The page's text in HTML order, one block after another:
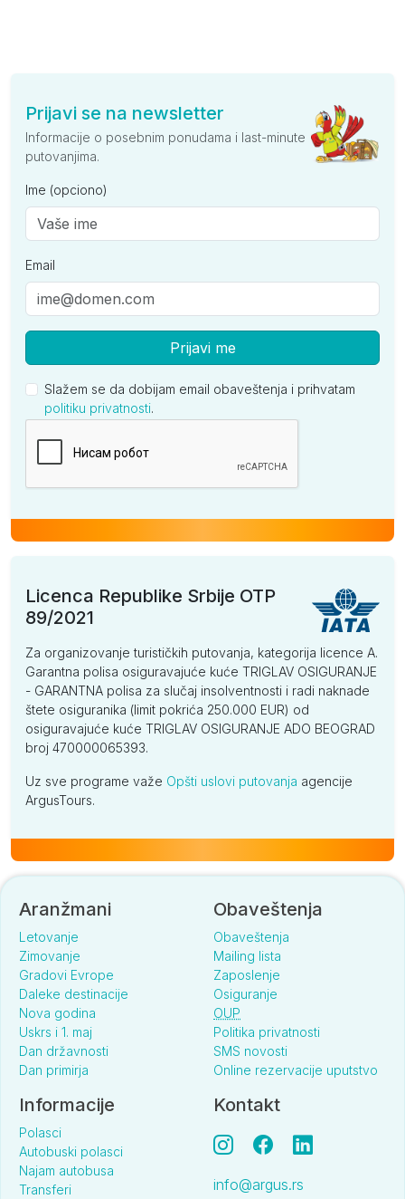
Prijavi se na newsletter
Informacije o posebnim ponudama i last-minute
putovanjima.
Ime (opciono)
Email
Prijavi me
Slažem se da dobijam email obaveštenja i prihvatam
politiku privatnosti.
Licenca Republike Srbije OTP
89/2021
Za organizovanje turističkih putovanja, kategorija licence A.
Garantna polisa osiguravajuće kuće TRIGLAV OSIGURANJE
- GARANTNA polisa za slučaj insolventnosti i radi naknade
štete osiguranika (limit pokrića 250.000 EUR) od
osiguravajuće kuće TRIGLAV OSIGURANJE ADO BEOGRAD
broj 470000065393.
Uz sve programe važe Opšti uslovi putovanja agencije
ArgusTours.
Aranžmani
Letovanje
Zimovanje
Gradovi Evrope
Daleke destinacije
Nova godina
Uskrs i 1. maj
Dan državnosti
Dan primirja
Obaveštenja
Obaveštenja
Mailing lista
Zaposlenje
Osiguranje
OUP
Politika privatnosti
SMS novosti
Online rezervacije uputstvo
Informacije
Polasci
Autobuski polasci
Najam autobusa
Transferi
Kontakt
info@argus.rs